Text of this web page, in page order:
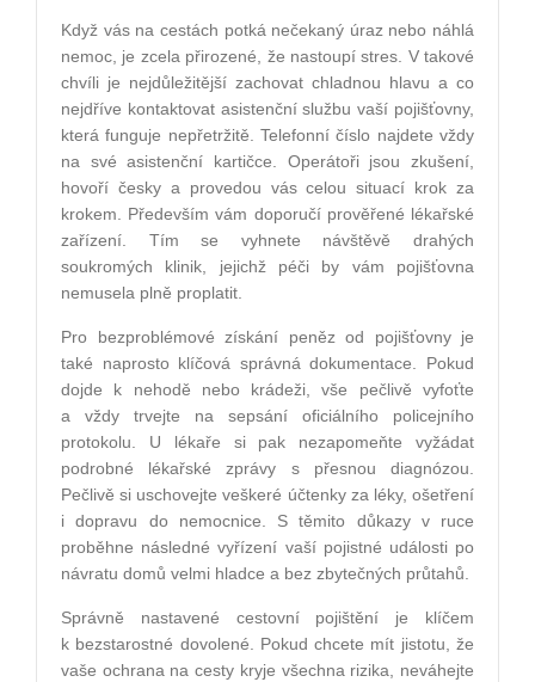
Když vás na cestách potká nečekaný úraz nebo náhlá
nemoc, je zcela přirozené, že nastoupí stres. V takové
chvíli je nejdůležitější zachovat chladnou hlavu a co
nejdříve kontaktovat asistenční službu vaší pojišťovny,
která funguje nepřetržitě. Telefonní číslo najdete vždy
na své asistenční kartičce. Operátoři jsou zkušení,
hovoří česky a provedou vás celou situací krok za
krokem. Především vám doporučí prověřené lékařské
zařízení. Tím se vyhnete návštěvě drahých
soukromých klinik, jejichž péči by vám pojišťovna
nemusela plně proplatit.
Pro bezproblémové získání peněz od pojišťovny je
také naprosto klíčová správná dokumentace. Pokud
dojde k nehodě nebo krádeži, vše pečlivě vyfoťte
a vždy trvejte na sepsání oficiálního policejního
protokolu. U lékaře si pak nezapomeňte vyžádat
podrobné lékařské zprávy s přesnou diagnózou.
Pečlivě si uschovejte veškeré účtenky za léky, ošetření
i dopravu do nemocnice. S těmito důkazy v ruce
proběhne následné vyřízení vaší pojistné události po
návratu domů velmi hladce a bez zbytečných průtahů.
Správně nastavené cestovní pojištění je klíčem
k bezstarostné dovolené. Pokud chcete mít jistotu, že
vaše ochrana na cesty kryje všechna rizika, neváhejte